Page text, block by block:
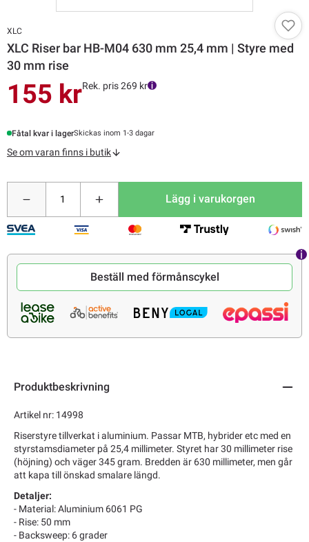
XLC
XLC Riser bar HB-M04 630 mm 25,4 mm | Styre med
30 mm rise
155 krRek. pris 269 kr
Fåtal kvar i lagerSkickas inom 1-3 dagar
Se om varan finns i butik
Lägg i varukorgen
Beställ med förmånscykel
Produktbeskrivning
Artikel nr: 14998
Riserstyre tillverkat i aluminium. Passar MTB, hybrider etc med en
styrstamsdiameter på 25,4 millimeter. Styret har 30 millimeter rise
(höjning) och väger 345 gram. Bredden är 630 millimeter, men går
att kapa till önskad smalare längd.
Detaljer:
- Material: Aluminium 6061 PG
- Rise: 50 mm
- Backsweep: 6 grader